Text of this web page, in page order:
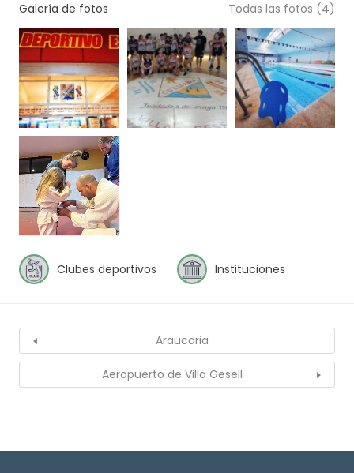
Galería de fotos Todas las fotos (4)
Clubes deportivos Instituciones
Araucaria
Aeropuerto de Villa Gesell